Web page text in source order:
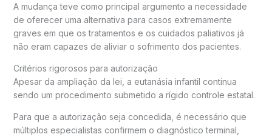
A mudança teve como principal argumento a necessidade
de oferecer uma alternativa para casos extremamente
graves em que os tratamentos e os cuidados paliativos já
não eram capazes de aliviar o sofrimento dos pacientes.
Critérios rigorosos para autorização
Apesar da ampliação da lei, a eutanásia infantil continua
sendo um procedimento submetido a rígido controle estatal.
Para que a autorização seja concedida, é necessário que
múltiplos especialistas confirmem o diagnóstico terminal,